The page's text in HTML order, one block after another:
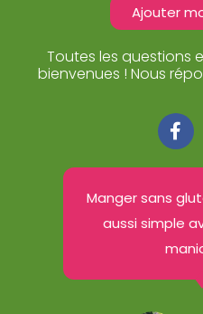
Ajouter
Toutes les questions
bienvenues ! Nous
Manger sans
aussi simple